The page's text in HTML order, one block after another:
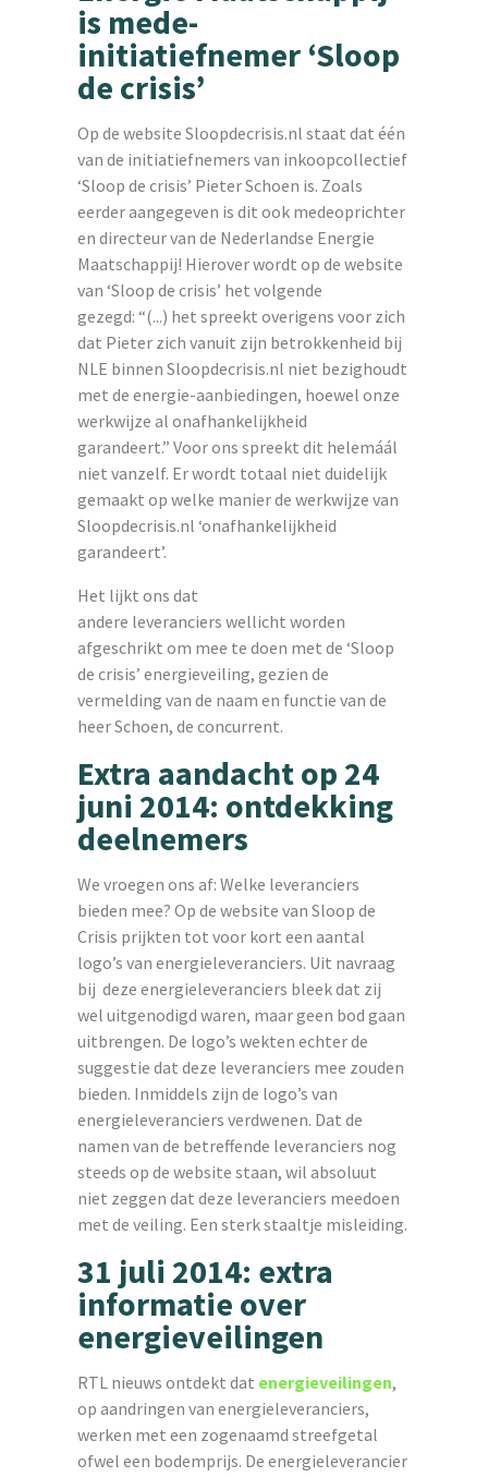
is mede-
initiatiefnemer ‘Sloop
de crisis’
Op de website Sloopdecrisis.nl staat dat één
van de initiatiefnemers van inkoopcollectief
‘Sloop de crisis’ Pieter Schoen is. Zoals
eerder aangegeven is dit ook medeoprichter
en directeur van de Nederlandse Energie
Maatschappij! Hierover wordt op de website
van ‘Sloop de crisis’ het volgende
gezegd: “(...) het spreekt overigens voor zich
dat Pieter zich vanuit zijn betrokkenheid bij
NLE binnen Sloopdecrisis.nl niet bezighoudt
met de energie-aanbiedingen, hoewel onze
werkwijze al onafhankelijkheid
garandeert.” Voor ons spreekt dit helemáál
niet vanzelf. Er wordt totaal niet duidelijk
gemaakt op welke manier de werkwijze van
Sloopdecrisis.nl ‘onafhankelijkheid
garandeert’.
Het lijkt ons dat
andere leveranciers wellicht worden
afgeschrikt om mee te doen met de ‘Sloop
de crisis’ energieveiling, gezien de
vermelding van de naam en functie van de
heer Schoen, de concurrent.
Extra aandacht op 24
juni 2014: ontdekking
deelnemers
We vroegen ons af: Welke leveranciers
bieden mee? Op de website van Sloop de
Crisis prijkten tot voor kort een aantal
logo’s van energieleveranciers. Uit navraag
bij deze energieleveranciers bleek dat zij
wel uitgenodigd waren, maar geen bod gaan
uitbrengen. De logo’s wekten echter de
suggestie dat deze leveranciers mee zouden
bieden. Inmiddels zijn de logo’s van
energieleveranciers verdwenen. Dat de
namen van de betreffende leveranciers nog
steeds op de website staan, wil absoluut
niet zeggen dat deze leveranciers meedoen
met de veiling. Een sterk staaltje misleiding.
31 juli 2014: extra
informatie over
energieveilingen
RTL nieuws ontdekt dat energieveilingen,
op aandringen van energieleveranciers,
werken met een zogenaamd streefgetal
ofwel een bodemprijs. De energieleverancier